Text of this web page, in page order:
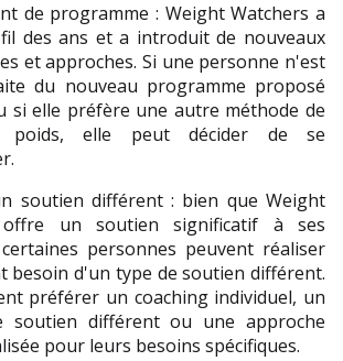
de programme : Weight Watchers a
des ans et a introduit de nouveaux
et approches. Si une personne n'est
du nouveau programme proposé
si elle préfère une autre méthode de
poids, elle peut décider de se
soutien différent : bien que Weight
offre un soutien significatif à ses
personnes peuvent réaliser
besoin d'un type de soutien différent.
préférer un coaching individuel, un
soutien différent ou une approche
pour leurs besoins spécifiques.